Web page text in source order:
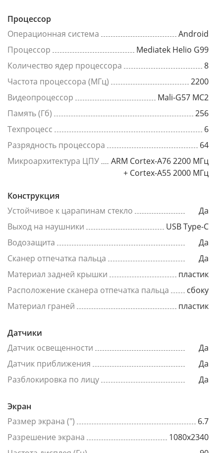
Процессор
Операционная система
Android
Процессор
Mediatek Helio G99
Количество ядер процессора
8
Частота процессора (МГц)
2200
Видеопроцессор
Mali-G57 MC2
Память (Гб)
256
Техпроцесс
6
Разрядность процессора
64
Микроархитектура ЦПУ
ARM Cortex-A76 2200 МГц
+ Cortex-A55 2000 МГц
Конструкция
Устойчивое к царапинам стекло
Да
Выход на наушники
USB Type-C
Водозащита
Да
Сканер отпечатка пальца
Да
Материал задней крышки
пластик
Расположение сканера отпечатка пальца
сбоку
Материал граней
пластик
Датчики
Датчик освещенности
Да
Датчик приближения
Да
Разблокировка по лицу
Да
Экран
Размер экрана (")
6.7
Разрешение экрана
1080x2340